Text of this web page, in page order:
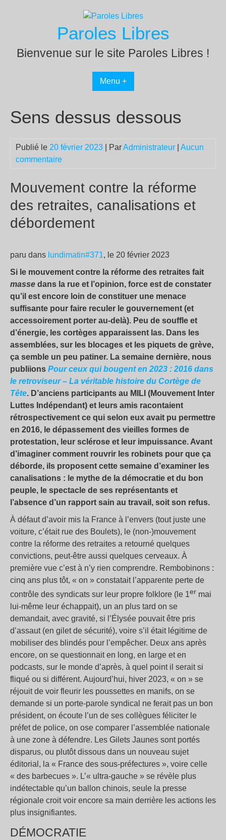
Paroles Libres
Bienvenue sur le site Paroles Libres !
Menu +
Sens dessus dessous
Publié le 20 février 2023 | ParAdministrateur
Aucun
commentaire
Mouvement contre la réforme
des retraites, canalisations et
débordement
paru dans lundimatin#371, le 20 février 2023
Si le mouvement contre la réforme des retraites fait
masse dans la rue et l’opinion, force est de constater
qu’il est encore loin de constituer une menace
suffisante pour faire reculer le gouvernement (et
accessoirement porter au-delà). Peu de souffle et
d’énergie, les cortèges apparaissent las. Dans les
assemblées, sur les blocages et les piquets de grève,
ça semble un peu patiner. La semaine dernière, nous
publiions Pour ceux qui bougent en 2023 : 2016 dans
le retroviseur – La véritable histoire du Cortège de
Tête. D’anciens participants au MILI (Mouvement Inter
Luttes Indépendant) et leurs amis racontaient
rétrospectivement ce qui selon eux avait pu permettre
en 2016, le dépassement des vieilles formes de
protestation, leur sclérose et leur impuissance. Avant
d’imaginer comment rouvrir les robinets pour que ça
déborde, ils proposent cette semaine d’examiner les
canalisations : le mythe de la démocratie et du bon
peuple, le spectacle de ses représentants et
l’absence d’un rapport sain au travail, soit son refus.
À défaut d’avoir mis la France à l’envers (tout juste une
voiture, c’était rue des Boulets), le (non-)mouvement
contre la réforme des retraites a retourné quelques
convictions, peut-être aussi quelques cerveaux. À
première vue c’est à n’y rien comprendre. Rembobinons :
cinq ans plus tôt, « on » constatait l’apparente perte de
contrôle des syndicats sur leur propre folklore (le 1er mai
lui-même leur échappait), un an plus tard on se
demandait, avec gravité, si l’Élysée pouvait être pris
d’assaut (en gilet de sécurité), voire s’il était légitime de
mobiliser des blindés pour l’empêcher. Deux ans après
encore, on se questionnait en long, en large et en
podcasts, sur le monde d’après, à quel point il serait si
fliqué ou si différent. Aujourd’hui, hiver 2023, « on » se
réjouit de voir fleurir les poussettes en manifs, on se
demande si un porte-parole syndical ne ferait pas un bon
président, on écoute l’un de ses collègues féliciter le
préfet de police, on ose comparer l’assemblée nationale
à une zone à défendre. Les Gilets Jaunes sont portés
disparus, ou plutôt dissous dans un nouveau sujet
éditorial, la « France des sous-préfectures », voire celle
« des barbecues ». L’« ultra-gauche » se révèle plus
indétectable qu’un ballon chinois, seule la presse
régionale croit voir encore sa main derrière les actions les
plus insignifiantes.
DÉMOCRATIE